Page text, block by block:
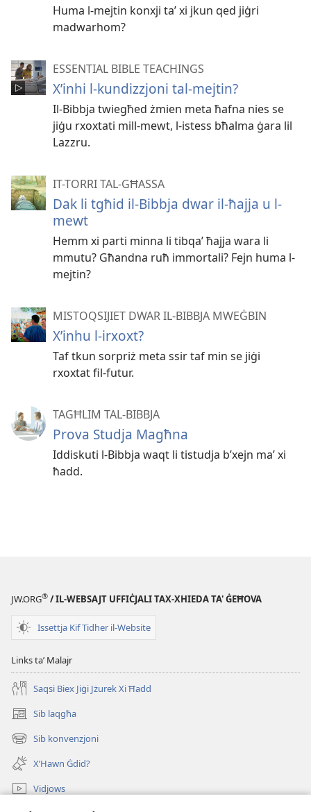
Huma l-mejtin konxji taʼ xi jkun qed jiġri
madwarhom?
ESSENTIAL BIBLE TEACHINGS
X’inhi l-kundizzjoni tal-mejtin?
Il-Bibbja twiegħed żmien meta ħafna nies se
jiġu rxoxtati mill-mewt, l-istess bħalma ġara lil
Lazzru.
IT-TORRI TAL-GĦASSA
Dak li tgħid il-​Bibbja dwar il-ħajja u l-
mewt
Hemm xi parti minna li tibqaʼ ħajja wara li
mmutu? Għandna ruħ immortali? Fejn huma l-
mejtin?
MISTOQSIJIET DWAR IL-BIBBJA MWEĠBIN
X’inhu l-irxoxt?
Taf tkun sorpriż meta ssir taf min se jiġi
rxoxtat fil-futur.
TAGĦLIM TAL-BIBBJA
Prova Studja Magħna
Iddiskuti l-Bibbja waqt li tistudja b’xejn maʼ xi
ħadd.
JW.ORG® / IL-WEBSAJT UFFIĊJALI TAX-XHIEDA TA' ĠEĦOVA
Issettja Kif Tidher il-Website
Links taʼ Malajr
Saqsi Biex Jiġi Jżurek Xi Ħadd
Sib laqgħa
(opens
new
window)
Sib konvenzjoni
(opens
new
window)
X’Hawn Ġdid?
Vidjows